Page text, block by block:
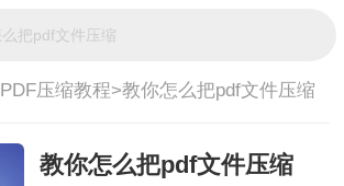
PDF压缩教程>教你怎么把pdf文件压缩
教你怎么把pdf文件压缩